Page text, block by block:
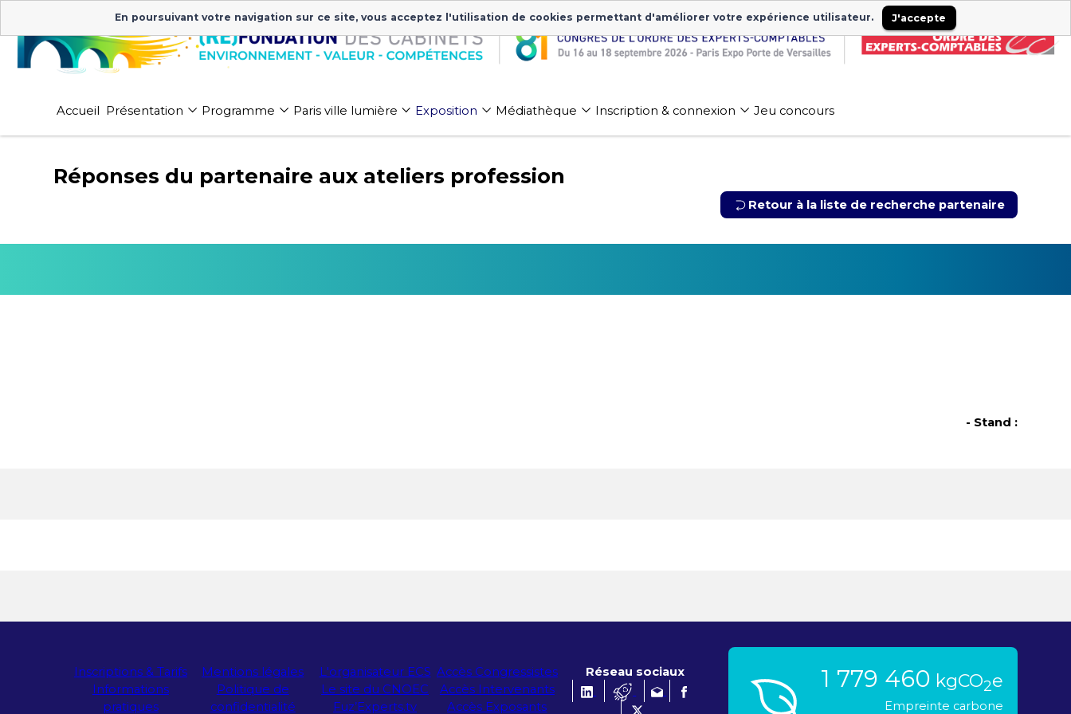
Accueil Présentation Programme Paris ville lumière Exposition Médiathèque Inscription & connexion Jeu concours
Réponses du partenaire aux ateliers profession
Retour à la liste de recherche partenaire
- Stand :
Inscriptions & Tarifs
Informations
pratiques
Mentions légales
Politique de
confidentialité
L'organisateur ECS
Le site du CNOEC
Fuz’Experts.tv
Accès Congressistes
Accès Intervenants
Accès Exposants
Réseau sociaux 1 779 460 kgCO2e
Empreinte carbone
En poursuivant votre navigation sur ce site, vous acceptez l'utilisation de cookies permettant d'améliorer votre expérience utilisateur. J'accepte